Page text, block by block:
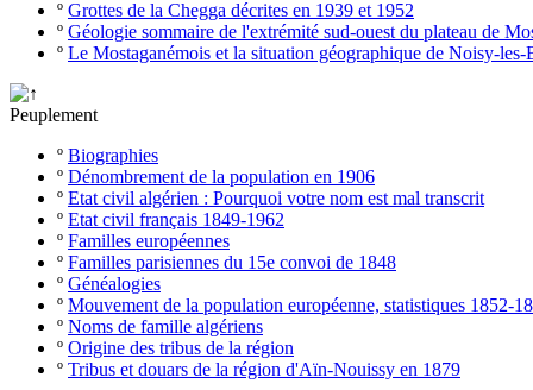
º Grottes de la Chegga décrites en 1939 et 1952
º Géologie sommaire de l'extrémité sud-ouest du plateau de
º Le Mostaganémois et la situation géographique de Noisy-les-
Peuplement
º Biographies
º Dénombrement de la population en 1906
º Etat civil algérien : Pourquoi votre nom est mal transcrit
º Etat civil français 1849-1962
º Familles européennes
º Familles parisiennes du 15e convoi de 1848
º Généalogies
º Mouvement de la population européenne, statistiques 1852-
º Noms de famille algériens
º Origine des tribus de la région
º Tribus et douars de la région d'Aïn-Nouissy en 1879